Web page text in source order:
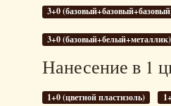
3+0
3+0 (базовый+белый+металлик)
Нанесение в 1
1+0 (цветной пластизоль)